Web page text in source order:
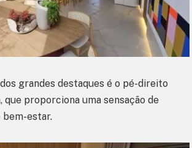
grandes destaques é o pé-direito
que proporciona uma sensação de
bem-estar.